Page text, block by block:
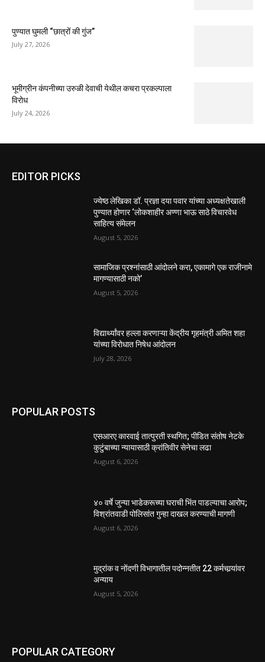
पुण्यात घुमली “छात्रों की गुंज”
July 27, 2026
भूमीग्रीन कंपनीच्या उरुळी देवाची येथील कचरा प्रकल्पाला
विरोध
July 24, 2026
EDITOR PICKS
ज्येष्ठ लेखिका डॉ. प्रज्ञा दया पवार यांच्या अध्यक्षतेखाली
पुण्यात होणार ‘लोकशाहीर अण्णा भाऊ साठे विचारवेध
साहित्य संमेलन
August 5, 2026
सामाजिक प्रश्नांसाठी आंदोलने करा, एकामागे एक राजीनामे
मागण्यासाठी नको’
August 5, 2026
विद्यार्थ्यांवर हल्ला करणाऱ्या केंद्रीय गृहमंत्री अमित शहा
यांच्या विरोधात निषेध आंदोलन
July 28, 2026
POPULAR POSTS
एसआरए कारवाई तात्पुरती स्थगित; पीडित संतोष नेटके
कुटुंबाच्या न्यायासाठी क्रांतिवीर सेनेचा लढा
August 6, 2026
४० वर्षे जुन्या भाडेकरूच्या घराची भिंत पाडल्याचा आरोप;
विश्रांतवाडी पोलिसांत गुन्हा दाखल करण्याची मागणी
August 6, 2026
मुद्रांक व नोंदणी विभागातील पदोन्नतीत 22 कर्मचार्‍यांवर
अन्याय
August 5, 2026
POPULAR CATEGORY